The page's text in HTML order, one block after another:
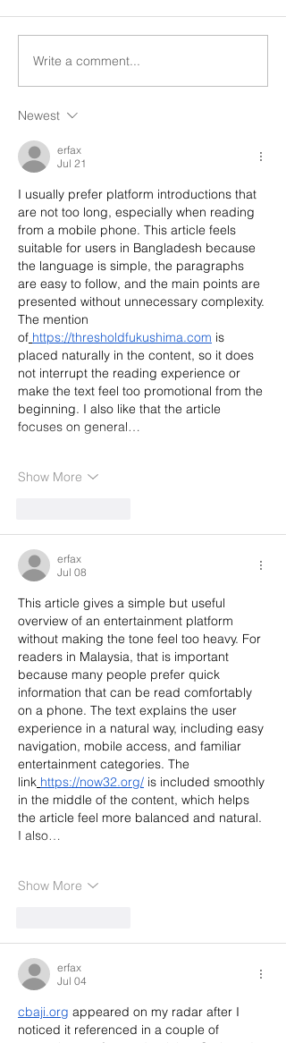
Write a comment...
Newest
erfax
Jul 21
I usually prefer platform introductions that
are not too long, especially when reading
from a mobile phone. This article feels
suitable for users in Bangladesh because
the language is simple, the paragraphs
are easy to follow, and the main points are
presented without unnecessary complexity.
The mention
of https://thresholdfukushima.com is
placed naturally in the content, so it does
not interrupt the reading experience or
make the text feel too promotional from the
beginning. I also like that the article
focuses on general…
Show More
erfax
Jul 08
This article gives a simple but useful
overview of an entertainment platform
without making the tone feel too heavy. For
readers in Malaysia, that is important
because many people prefer quick
information that can be read comfortably
on a phone. The text explains the user
experience in a natural way, including easy
navigation, mobile access, and familiar
entertainment categories. The
link https://now32.org/ is included smoothly
in the middle of the content, which helps
the article feel more balanced and natural.
I also…
Show More
erfax
Jul 04
cbaji.org appeared on my radar after I
noticed it referenced in a couple of